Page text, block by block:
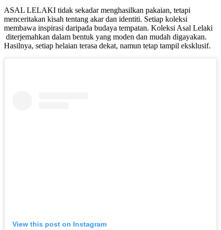
ASAL LELAKI tidak sekadar menghasilkan pakaian, tetapi
menceritakan kisah tentang akar dan identiti. Setiap koleksi
membawa inspirasi daripada budaya tempatan. Koleksi Asal Lelaki
diterjemahkan dalam bentuk yang moden dan mudah digayakan.
Hasilnya, setiap helaian terasa dekat, namun tetap tampil eksklusif.
View this post on Instagram